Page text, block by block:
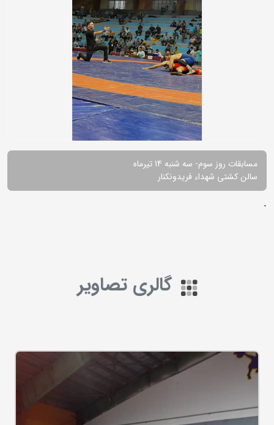
مسابقات روز سوم- سه شنبه 14 تیرماه
سالن کشتی شهداء فریدونکنار
-
گالری تصاویر